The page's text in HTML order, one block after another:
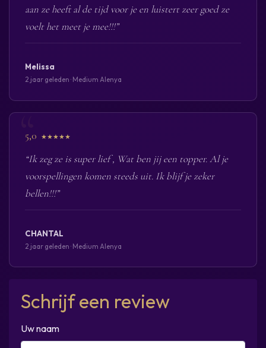
aan ze heeft al de tijd voor je en luistert zeer goed ze
voelt het meet je mee!!!”
Melissa
2 jaar geleden · Medium Alenya
5,0 ★★★★★
“Ik zeg ze is super lief , Wat ben jij een topper. Al je
voorspellingen komen steeds uit. Ik blijf je zeker
bellen!!!”
CHANTAL
2 jaar geleden · Medium Alenya
Schrijf een review
Uw naam